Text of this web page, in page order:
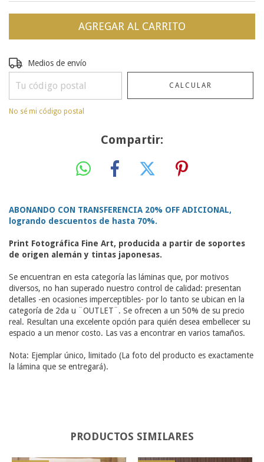
Entregas para el CP:
Medios de envío
CALCULAR
No sé mi código postal
Compartir:
ABONANDO CON TRANSFERENCIA 20% OFF ADICIONAL,
logrando descuentos de hasta 70%.
Print Fotográfica Fine Art, producida a partir de soportes
de origen alemán y tintas japonesas.
Se encuentran en esta categoría las láminas que, por motivos
diversos, no han superado nuestro control de calidad: presentan
detalles -en ocasiones imperceptibles- por lo tanto se ubican en la
categoría de 2da u ¨OUTLET¨. Se ofrecen a un 50% de su precio
real. Resultan una excelente opción para quién desea embellecer su
espacio a un menor costo. Las vas a encontrar en varios tamaños.
Nota: Ejemplar único, limitado (La foto del producto es exactamente
la lámina que se entregará).
PRODUCTOS SIMILARES